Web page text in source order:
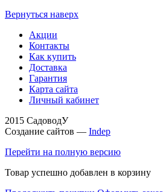
Вернуться наверх
Акции
Контакты
Как купить
Доставка
Гарантия
Карта сайта
Личный кабинет
2015 СадоводУ
Создание сайтов — Indep
Перейти на полную версию
Товар успешно добавлен в корзину